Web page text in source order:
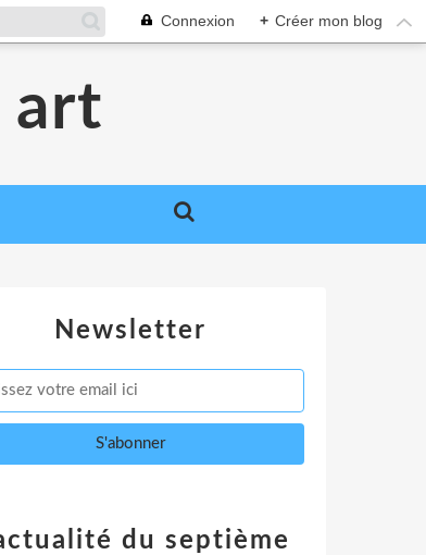
Connexion + Créer mon blog
art
Newsletter
du septième